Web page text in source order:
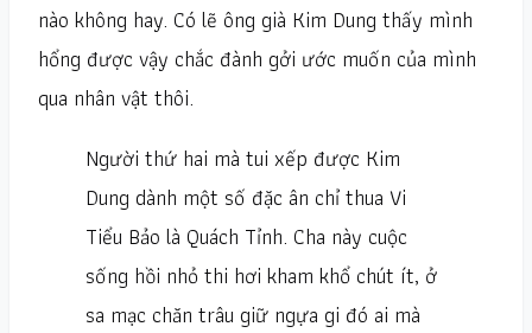
nào không hay. Có lẽ ông già Kim Dung thấy mình
hổng được vậy chắc đành gởi ước muốn của mình
qua nhân vật thôi.
Người thứ hai mà tui xếp được Kim
Dung dành một số đặc ân chỉ thua Vi
Tiểu Bảo là Quách Tỉnh. Cha này cuộc
sống hồi nhỏ thi hơi kham khổ chút ít, ở
sa mạc chăn trâu giữ ngựa gi đó ai mà